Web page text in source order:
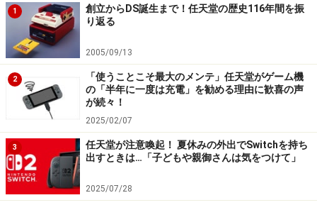
1
創立からDS誕生まで！任天堂の歴史116年間を振
り返る
2005/09/13
2
「使うことこそ最大のメンテ」任天堂がゲーム機
の「半年に一度は充電」を勧める理由に歓喜の声
が続々！
2025/02/07
3
任天堂が注意喚起！ 夏休みの外出でSwitchを持ち
出すときは…「子どもや親御さんは気をつけて」
2025/07/28